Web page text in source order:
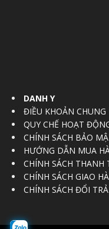
DANH Y
ĐIỀU KHOẢN CHUNG
QUY CHẾ HOẠT
CHÍNH SÁCH BẢO
HƯỚNG DẪN MUA
CHÍNH SÁCH THANH
CHÍNH SÁCH GIAO
CHÍNH SÁCH ĐỔI TRẢ